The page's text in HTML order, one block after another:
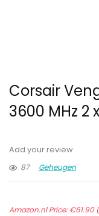
Corsair
3600 MHz 2
Add your review
87
Geheugen
Amazon.nl Price:€61.90